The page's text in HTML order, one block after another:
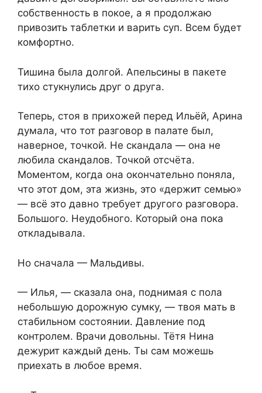
собственность в покое, а я продолжаю
привозить таблетки и варить суп. Всем будет
комфортно.
Тишина была долгой. Апельсины в пакете
тихо стукнулись друг о друга.
Теперь, стоя в прихожей перед Ильёй, Арина
думала, что тот разговор в палате был,
наверное, точкой. Не скандала — она не
любила скандалов. Точкой отсчёта.
Моментом, когда она окончательно поняла,
что этот дом, эта жизнь, это «держит семью»
— всё это давно требует другого разговора.
Большого. Неудобного. Который она пока
откладывала.
Но сначала — Мальдивы.
— Илья, — сказала она, поднимая с пола
небольшую дорожную сумку, — твоя мать в
стабильном состоянии. Давление под
контролем. Врачи довольны. Тётя Нина
дежурит каждый день. Ты сам можешь
приехать в любое время.